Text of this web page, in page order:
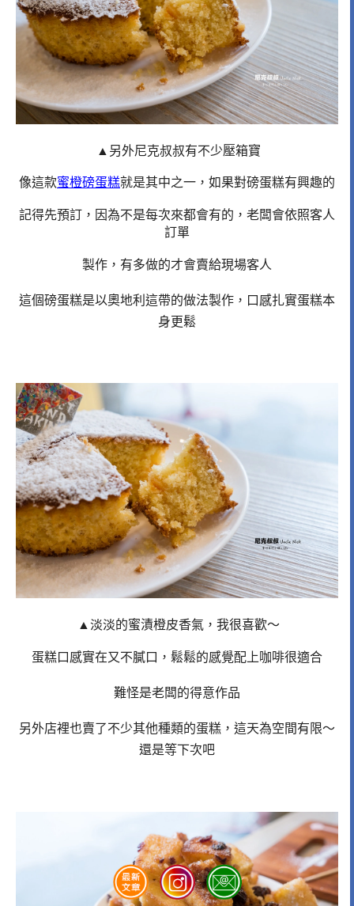
▲另外尼克叔叔有不少壓箱寶
像這款蜜橙磅蛋糕就是其中之一，如果對磅蛋糕有興趣的
記得先預訂，因為不是每次來都會有的，老闆會依照客人
訂單
製作，有多做的才會賣給現場客人
這個磅蛋糕是以奧地利這帶的做法製作，口感扎實蛋糕本
身更鬆
▲淡淡的蜜漬橙皮香氣，我很喜歡～
蛋糕口感實在又不膩口，鬆鬆的感覺配上咖啡很適合
難怪是老闆的得意作品
另外店裡也賣了不少其他種類的蛋糕，這天為空間有限～
還是等下次吧